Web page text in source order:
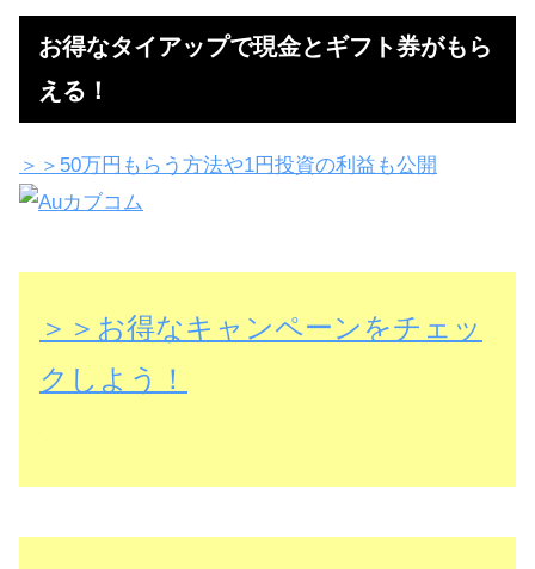
お得なタイアップで現金とギフト券がもら
える！
＞＞50万円もらう方法や1円投資の利益も公開
＞＞お得なキャンペーンをチェッ
クしよう！